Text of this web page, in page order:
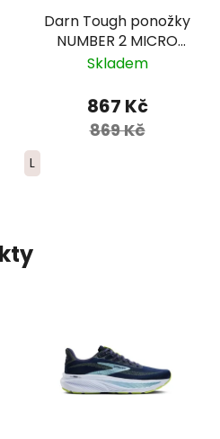
Darn Tough ponožky
NUMBER 2 MICRO
CREW Midweight
červené/modré/žluté
Skladem
867 Kč
869 Kč
L